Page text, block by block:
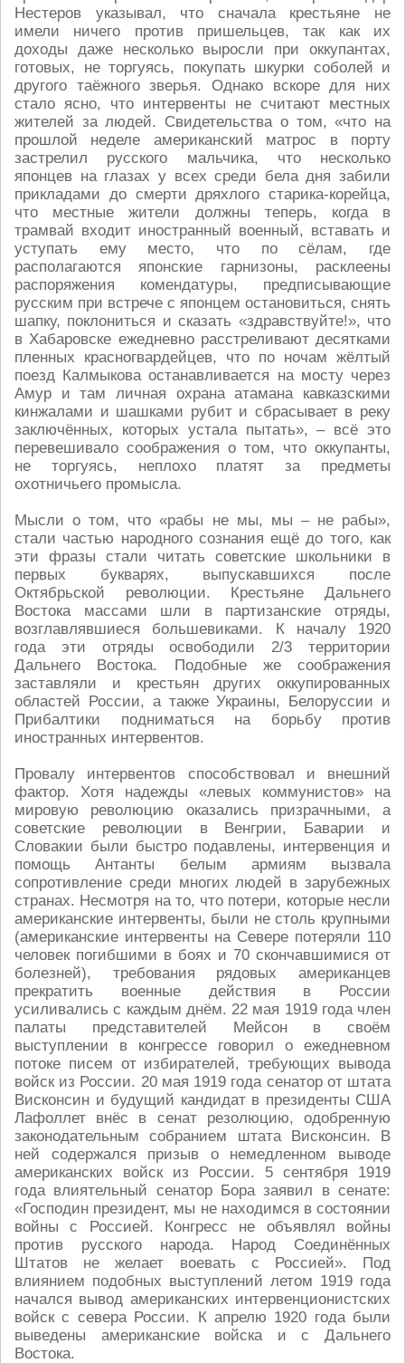
Нестеров указывал, что сначала крестьяне не
имели ничего против пришельцев, так как их
доходы даже несколько выросли при оккупантах,
готовых, не торгуясь, покупать шкурки соболей и
другого таёжного зверья. Однако вскоре для них
стало ясно, что интервенты не считают местных
жителей за людей. Свидетельства о том, «что на
прошлой неделе американский матрос в порту
застрелил русского мальчика, что несколько
японцев на глазах у всех среди бела дня забили
прикладами до смерти дряхлого старика-корейца,
что местные жители должны теперь, когда в
трамвай входит иностранный военный, вставать и
уступать ему место, что по сёлам, где
располагаются японские гарнизоны, расклеены
распоряжения комендатуры, предписывающие
русским при встрече с японцем остановиться, снять
шапку, поклониться и сказать «здравствуйте!», что
в Хабаровске ежедневно расстреливают десятками
пленных красногвардейцев, что по ночам жёлтый
поезд Калмыкова останавливается на мосту через
Амур и там личная охрана атамана кавказскими
кинжалами и шашками рубит и сбрасывает в реку
заключённых, которых устала пытать», – всё это
перевешивало соображения о том, что оккупанты,
не торгуясь, неплохо платят за предметы
охотничьего промысла.
Мысли о том, что «рабы не мы, мы – не рабы»,
стали частью народного сознания ещё до того, как
эти фразы стали читать советские школьники в
первых букварях, выпускавшихся после
Октябрьской революции. Крестьяне Дальнего
Востока массами шли в партизанские отряды,
возглавлявшиеся большевиками. К началу 1920
года эти отряды освободили 2/3 территории
Дальнего Востока. Подобные же соображения
заставляли и крестьян других оккупированных
областей России, а также Украины, Белоруссии и
Прибалтики подниматься на борьбу против
иностранных интервентов.
Провалу интервентов способствовал и внешний
фактор. Хотя надежды «левых коммунистов» на
мировую революцию оказались призрачными, а
советские революции в Венгрии, Баварии и
Словакии были быстро подавлены, интервенция и
помощь Антанты белым армиям вызвала
сопротивление среди многих людей в зарубежных
странах. Несмотря на то, что потери, которые несли
американские интервенты, были не столь крупными
(американские интервенты на Севере потеряли 110
человек погибшими в боях и 70 скончавшимися от
болезней), требования рядовых американцев
прекратить военные действия в России
усиливались с каждым днём. 22 мая 1919 года член
палаты представителей Мейсон в своём
выступлении в конгрессе говорил о ежедневном
потоке писем от избирателей, требующих вывода
войск из России. 20 мая 1919 года сенатор от штата
Висконсин и будущий кандидат в президенты США
Лафоллет внёс в сенат резолюцию, одобренную
законодательным собранием штата Висконсин. В
ней содержался призыв о немедленном выводе
американских войск из России. 5 сентября 1919
года влиятельный сенатор Бора заявил в сенате:
«Господин президент, мы не находимся в состоянии
войны с Россией. Конгресс не объявлял войны
против русского народа. Народ Соединённых
Штатов не желает воевать с Россией». Под
влиянием подобных выступлений летом 1919 года
начался вывод американских интервенционистских
войск с севера России. К апрелю 1920 года были
выведены американские войска и с Дальнего
Востока.